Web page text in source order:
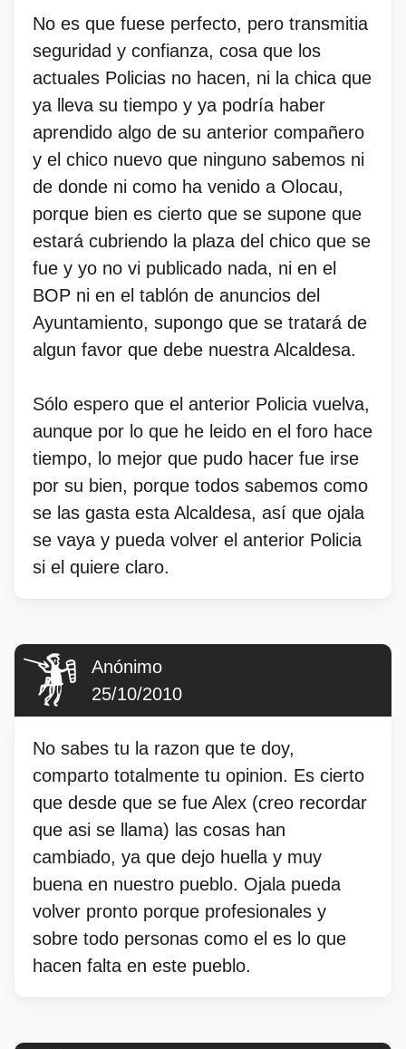
No es que fuese perfecto, pero transmitia
seguridad y confianza, cosa que los
actuales Policias no hacen, ni la chica que
ya lleva su tiempo y ya podría haber
aprendido algo de su anterior compañero
y el chico nuevo que ninguno sabemos ni
de donde ni como ha venido a Olocau,
porque bien es cierto que se supone que
estará cubriendo la plaza del chico que se
fue y yo no vi publicado nada, ni en el
BOP ni en el tablón de anuncios del
Ayuntamiento, supongo que se tratará de
algun favor que debe nuestra Alcaldesa.
Sólo espero que el anterior Policia vuelva,
aunque por lo que he leido en el foro hace
tiempo, lo mejor que pudo hacer fue irse
por su bien, porque todos sabemos como
se las gasta esta Alcaldesa, así que ojala
se vaya y pueda volver el anterior Policia
si el quiere claro.
Anónimo
25/10/2010
No sabes tu la razon que te doy,
comparto totalmente tu opinion. Es cierto
que desde que se fue Alex (creo recordar
que asi se llama) las cosas han
cambiado, ya que dejo huella y muy
buena en nuestro pueblo. Ojala pueda
volver pronto porque profesionales y
sobre todo personas como el es lo que
hacen falta en este pueblo.